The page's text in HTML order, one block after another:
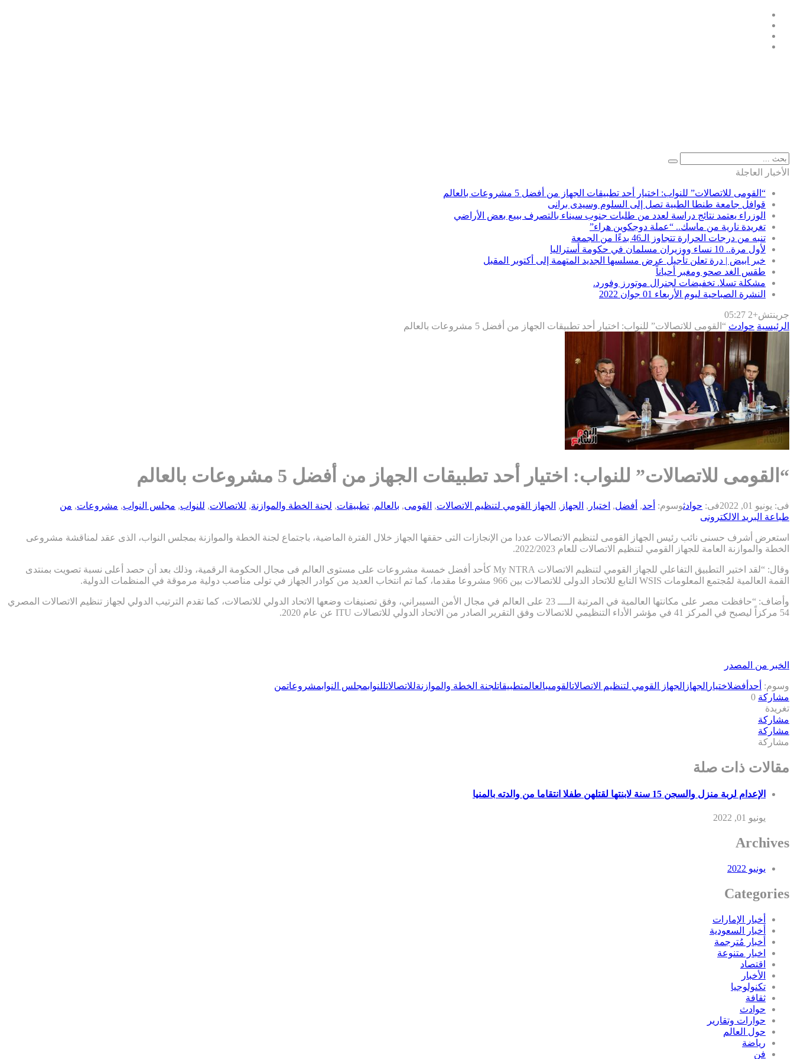
الأخبار العاجلة
“القومى للاتصالات” للنواب: اختيار أحد تطبيقات الجهاز من أفضل 5 مشروعات بالعالم
قوافل جامعة طنطا الطبية تصل إلى السلوم وسيدى برانى
الوزراء يعتمد نتائج دراسة لعدد من طلبات جنوب سيناء بالتصرف بييع بعض الأراضي
تغريدة نارية من ماسك.. “عملة دوجكوين هراء”
تنبه من درجات الحرارة تتجاوز الـ46 بدءًا من الجمعة
لأول مرة.. 10 نساء ووزيران مسلمان في حكومة أستراليا
خبر ابيض | درة تعلن تأجيل عرض مسلسها الجديد المتهمة إلى أكتوبر المقبل
طقس الغد صحو ومغبر أحياناً
مشكلة تسلا. تخفيضات لجنرال موتورز وفورد.
النشرة الصباحية ليوم الأربعاء 01 جوان 2022
جرينتش+2 05:27
الرئيسية حوادث “القومى للاتصالات” للنواب: اختيار أحد تطبيقات الجهاز من أفضل 5 مشروعات بالعالم
“القومى للاتصالات” للنواب: اختيار أحد تطبيقات الجهاز من أفضل 5 مشروعات بالعالم
فى: يونيو 01, 2022 فى: حوادثوسوم: أحد, أفضل, اختيار , الجهاز , الجهاز القومي لتنظيم الاتصالات, القومى, بالعالم, تطبيقات, لجنة الخطة والموازنة, للاتصالات, للنواب, مجلس النواب, مشروعات, من
طباعة البريد الالكترونى
استعرض أشرف حسنى نائب رئيس الجهاز القومى لتنظيم الاتصالات عددا من الإنجازات التى حققها الجهاز خلال الفترة الماضية، باجتماع لجنة الخطة والموازنة بمجلس النواب، الذى عقد لمناقشة مشروعى
الخطة والموازنة العامة للجهاز القومي لتنظيم الاتصالات للعام 2022/2023.
وقال: “لقد اختير التطبيق التفاعلي للجهاز القومي لتنظيم الاتصالات My NTRA كأحد أفضل خمسة مشروعات على مستوى العالم فى مجال الحكومة الرقمية، وذلك بعد أن حصد أعلى نسبة تصويت بمنتدى
القمة العالمية لمُجتمع المعلومات WSIS التابع للاتحاد الدولى للاتصالات بين 966 مشروعا مقدما، كما تم انتخاب العديد من كوادر الجهاز في تولى مناصب دولية مرموقة في المنظمات الدولية.
وأضاف: “حافظت مصر على مكانتها العالمية في المرتبة الــــ 23 على العالم في مجال الأمن السيبراني، وفق تصنيفات وضعها الاتحاد الدولي للاتصالات، كما تقدم الترتيب الدولي لجهاز تنظيم الاتصالات المصري
54 مركزاً ليصبح في المركز 41 في مؤشر الأداء التنظيمي للاتصالات وفق التقرير الصادر من الاتحاد الدولي للاتصالات ITU عن عام 2020.
الخبر من المصدر
وسوم: أحد أفضلاختيار الجهاز الجهاز القومي لتنظيم الاتصالاتالقومىبالعالمتطبيقاتلجنة الخطة والموازنةللاتصالاتللنوابمجلس النوابمشروعاتمن
مشاركة 0
تغريدة
مشاركة
مشاركة
مشاركة
مقالات ذات صلة
الإعدام لربة منزل والسجن 15 سنة لابنتها لقتلهن طفلا انتقاما من والدته بالمنيا
يونيو 01, 2022
Archives
يونيو 2022
Categories
أخبار الإمارات
أخبار السعودية
أخبار مُترجمة
اخبار متنوعة
اقتصاد
الأخبار
تكنولوجيا
ثقافة
حوادث
حوارات وتقارير
حول العالم
رياضة
فن